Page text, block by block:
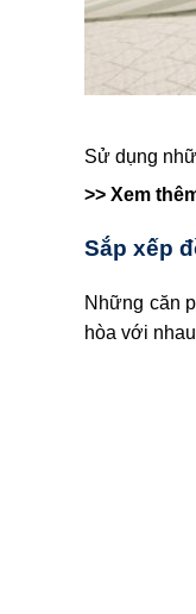
Sử dụng
>> Xem
Sắp xếp
Những căn
hòa với